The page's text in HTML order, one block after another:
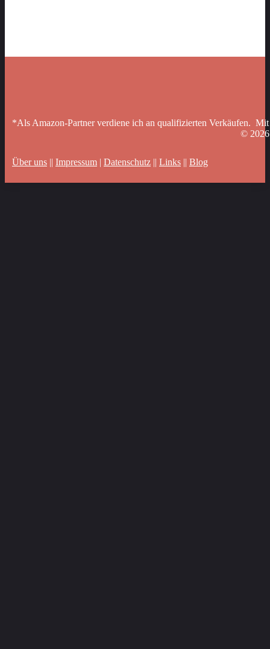
*Als Amazon-Partner verdiene ich an qualifizierten Verkäufen.
©
Über uns || Impressum | Datenschutz || Links || Blog